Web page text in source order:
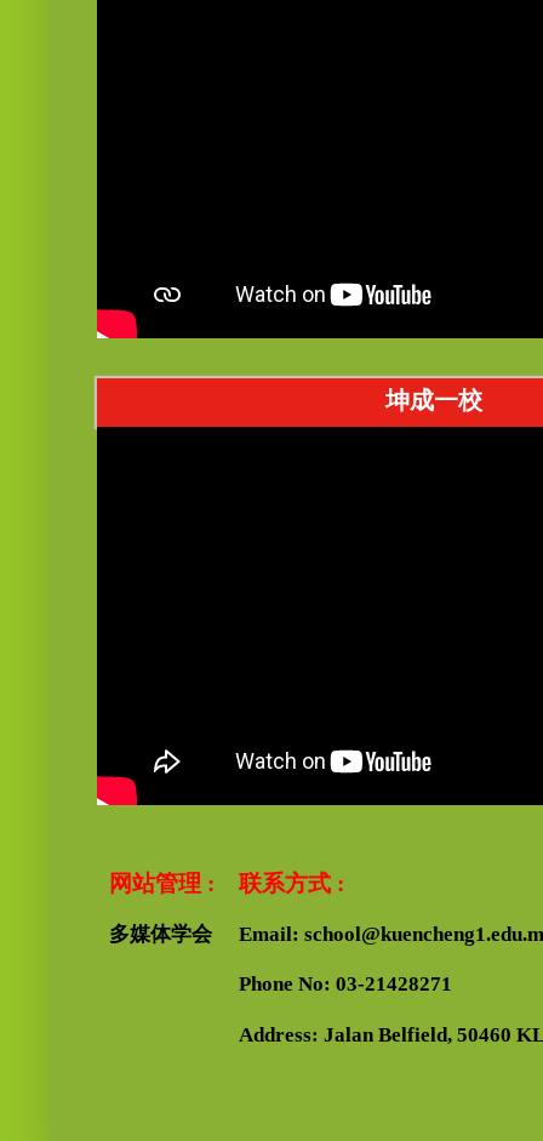
坤成一校
网站管理 :
多媒体学会
联系方式 :
Email:
Phone No: 03-21428271
Address: Jalan Belfield, 50460